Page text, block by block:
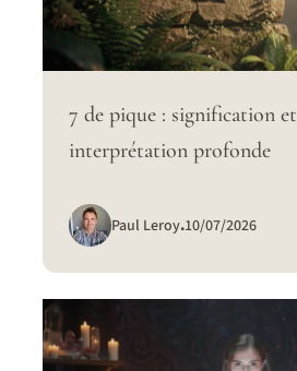
7 de pique : signification et
interprétation profonde
Paul Leroy.10/07/2026